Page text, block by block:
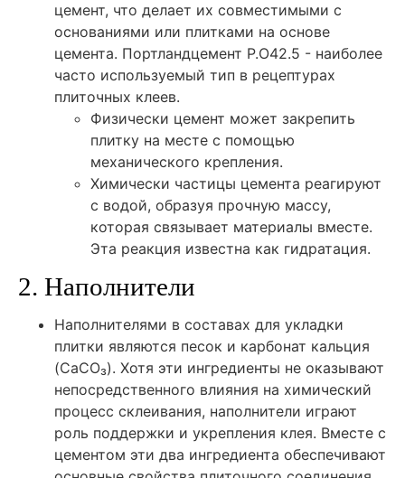
цемент, что делает их совместимыми с
основаниями или плитками на основе
цемента. Портландцемент P.O42.5 - наиболее
часто используемый тип в рецептурах
плиточных клеев.
Физически цемент может закрепить
плитку на месте с помощью
механического крепления.
Химически частицы цемента реагируют
с водой, образуя прочную массу,
которая связывает материалы вместе.
Эта реакция известна как гидратация.
2. Наполнители
Наполнителями в составах для укладки
плитки являются песок и карбонат кальция
(CaCO₃). Хотя эти ингредиенты не оказывают
непосредственного влияния на химический
процесс склеивания, наполнители играют
роль поддержки и укрепления клея. Вместе с
цементом эти два ингредиента обеспечивают